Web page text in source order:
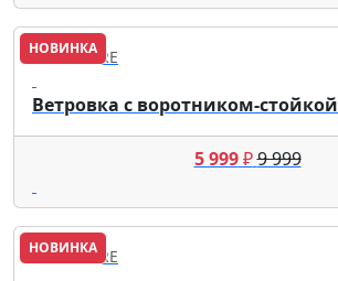
НОВИНКА
FINN FLARE
Ветровка с воротником-стойкой
5 999₽9 999
НОВИНКА
FINN FLARE